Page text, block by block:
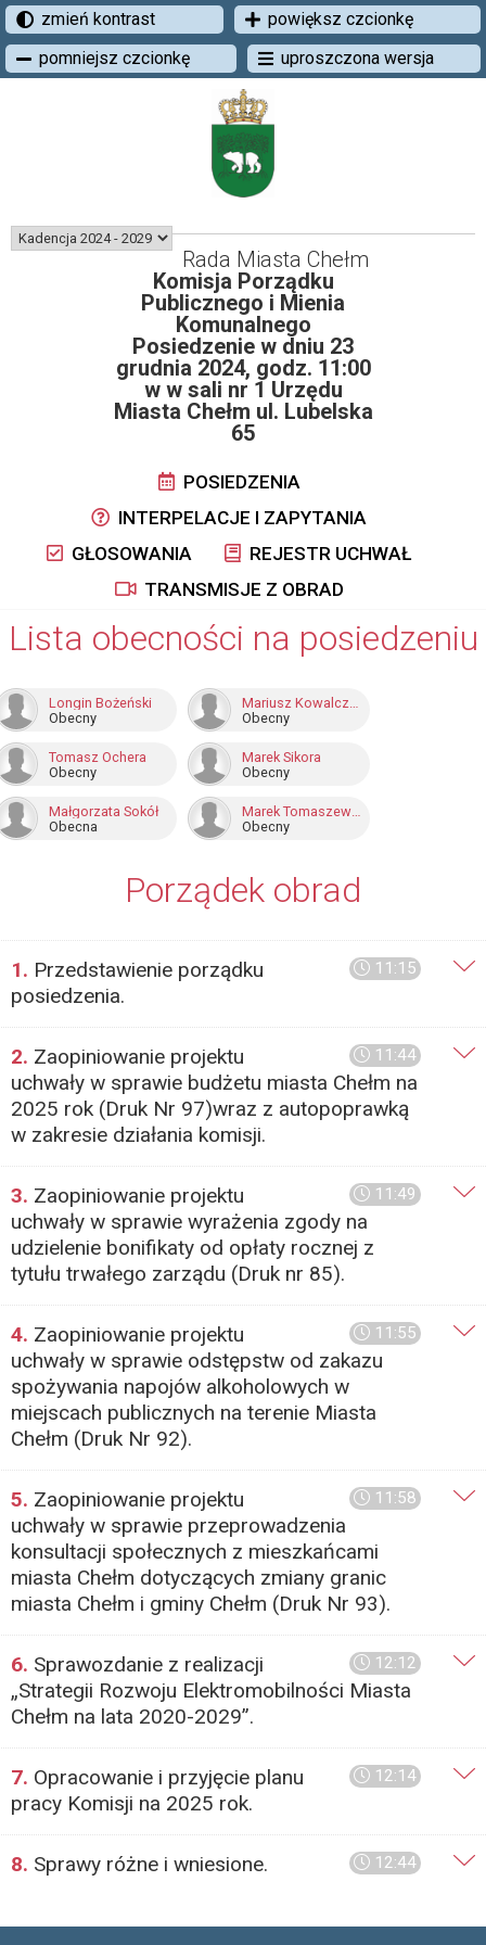
zmień kontrast
powiększ czcionkę
pomniejsz czcionkę
uproszczona wersja
Rada Miasta Chełm
Komisja Porządku
Publicznego i Mienia
Komunalnego
Posiedzenie w dniu 23
grudnia 2024, godz. 11:00
w w sali nr 1 Urzędu
Miasta Chełm ul. Lubelska
65
POSIEDZENIA
INTERPELACJE I ZAPYTANIA
GŁOSOWANIA
REJESTR UCHWAŁ
TRANSMISJE Z OBRAD
Lista obecności na posiedzeniu
Longin Bożeński
Obecny
Mariusz Kowalczuk
Obecny
Tomasz Ochera
Obecny
Marek Sikora
Obecny
Małgorzata Sokół
Obecna
Marek Tomaszewski
Obecny
Porządek obrad
11:15
1. Przedstawienie porządku
posiedzenia.
11:44
2. Zaopiniowanie projektu
uchwały w sprawie budżetu miasta Chełm na
2025 rok (Druk Nr 97)wraz z autopoprawką
w zakresie działania komisji.
11:49
3. Zaopiniowanie projektu
uchwały w sprawie wyrażenia zgody na
udzielenie bonifikaty od opłaty rocznej z
tytułu trwałego zarządu (Druk nr 85).
11:55
4. Zaopiniowanie projektu
uchwały w sprawie odstępstw od zakazu
spożywania napojów alkoholowych w
miejscach publicznych na terenie Miasta
Chełm (Druk Nr 92).
11:58
5. Zaopiniowanie projektu
uchwały w sprawie przeprowadzenia
konsultacji społecznych z mieszkańcami
miasta Chełm dotyczących zmiany granic
miasta Chełm i gminy Chełm (Druk Nr 93).
12:12
6. Sprawozdanie z realizacji
„Strategii Rozwoju Elektromobilności Miasta
Chełm na lata 2020-2029”.
12:14
7. Opracowanie i przyjęcie planu
pracy Komisji na 2025 rok.
12:44
8. Sprawy różne i wniesione.